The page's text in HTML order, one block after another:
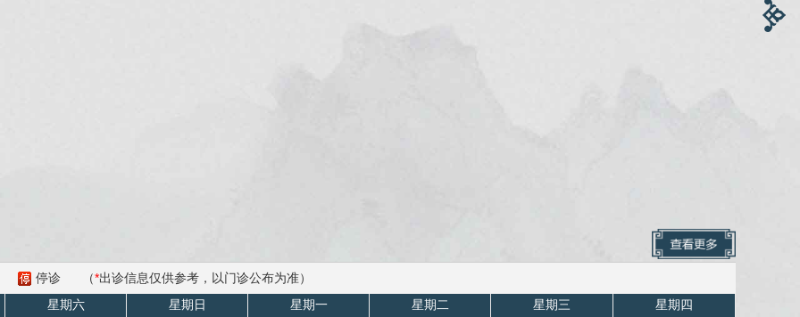
停诊 （*出诊信息仅供参考，以门诊公布为准）
星期六
星期日
星期一
星期二
星期三
星期四